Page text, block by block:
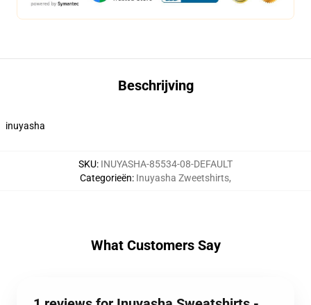
Beschrijving
inuyasha
SKU: INUYASHA-85534-08-DEFAULT
Categorieën: Inuyasha Zweetshirts,
What Customers Say